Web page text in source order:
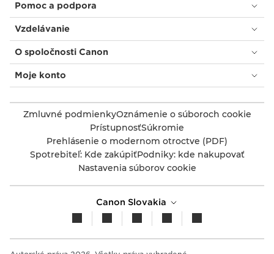
Pomoc a podpora
Vzdelávanie
O spoločnosti Canon
Moje konto
Zmluvné podmienkyOznámenie o súboroch cookie
PrístupnosťSúkromie
Prehlásenie o modernom otroctve (PDF)
Spotrebiteľ: Kde zakúpiťPodniky: kde nakupovať
Nastavenia súborov cookie
Canon Slovakia